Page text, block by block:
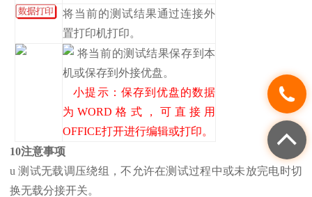
将当前的测试结果通过连接外
置打印机打印。
将当前的测试结果保存到本
机或保存到外接优盘。
小提示：保存到优盘的数据
为WORD格式，可直接用
OFFICE打开进行编辑或打印。
10注意事项
u 测试无载调压绕组，不允许在测试过程中或未放完电时切
换无载分接开关。